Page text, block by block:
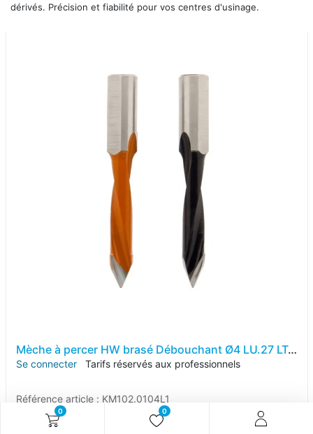
0 0
dérivés. Précision et fiabilité pour vos centres d'usinage.
Mèche à percer HW brasé Débouchant Ø4 LU.27 LT.57.5 Q10 Méplat Z2 Rot.Droite
Se connecter Tarifs réservés aux professionnels
Référence article : KM102.0104L1